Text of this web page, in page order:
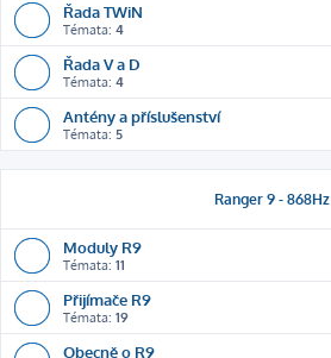
Řada TWiN
Témata: 4
Řada V a D
Témata: 4
Antény a příslušenství
Témata: 5
Ranger 9 - 868Hz
Moduly R9
Témata: 11
Přijímače R9
Témata: 19
Obecně o R9